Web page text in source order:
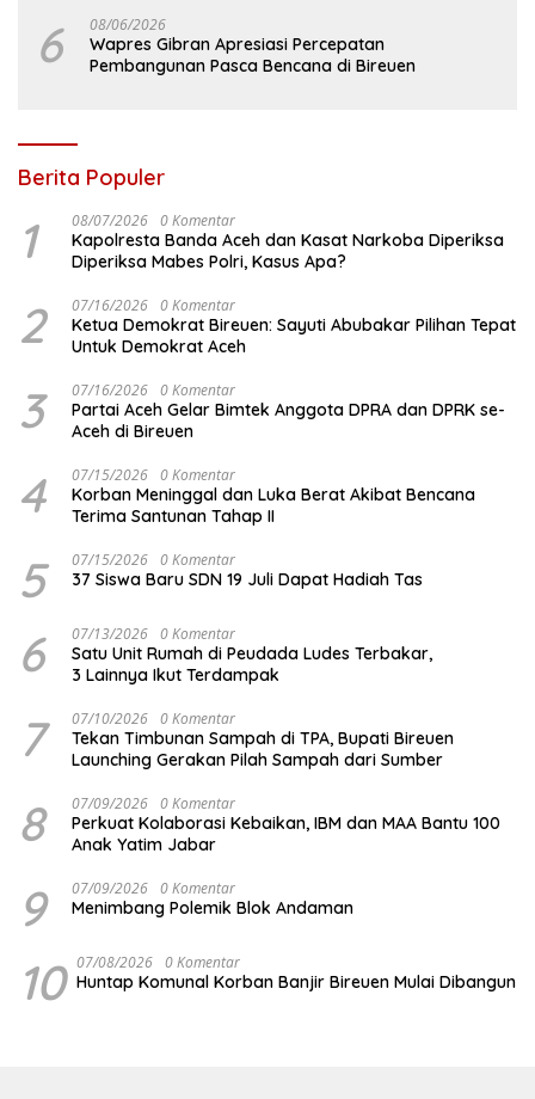
6 08/06/2026
Wapres Gibran Apresiasi Percepatan
Pembangunan Pasca Bencana di Bireuen
Berita Populer
1 08/07/2026 0 Komentar
Kapolresta Banda Aceh dan Kasat Narkoba Diperiksa
Diperiksa Mabes Polri, Kasus Apa?
2 07/16/2026 0 Komentar
Ketua Demokrat Bireuen: Sayuti Abubakar Pilihan Tepat
Untuk Demokrat Aceh
3 07/16/2026 0 Komentar
Partai Aceh Gelar Bimtek Anggota DPRA dan DPRK se-
Aceh di Bireuen
4 07/15/2026 0 Komentar
Korban Meninggal dan Luka Berat Akibat Bencana
Terima Santunan Tahap II
5 07/15/2026 0 Komentar
37 Siswa Baru SDN 19 Juli Dapat Hadiah Tas
6 07/13/2026 0 Komentar
Satu Unit Rumah di Peudada Ludes Terbakar,
3 Lainnya Ikut Terdampak
7 07/10/2026 0 Komentar
Tekan Timbunan Sampah di TPA, Bupati Bireuen
Launching Gerakan Pilah Sampah dari Sumber
8 07/09/2026 0 Komentar
Perkuat Kolaborasi Kebaikan, IBM dan MAA Bantu 100
Anak Yatim Jabar
9 07/09/2026 0 Komentar
Menimbang Polemik Blok Andaman
10 07/08/2026 0 Komentar
Huntap Komunal Korban Banjir Bireuen Mulai Dibangun